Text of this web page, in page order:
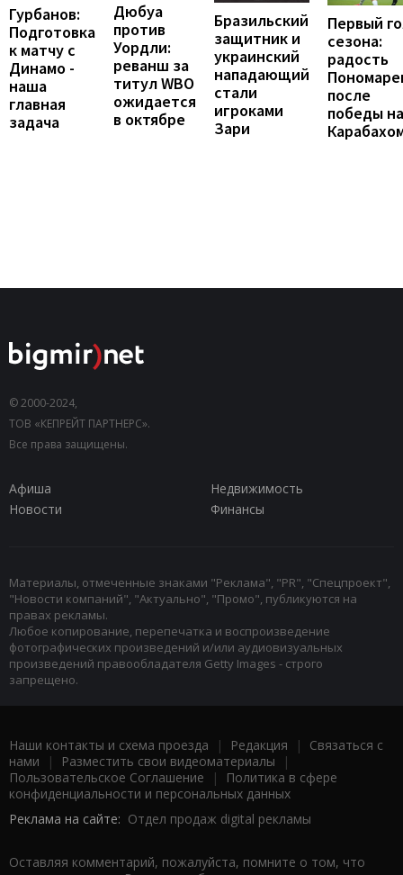
Гурбанов:
Подготовка
к матчу с
Динамо -
наша
главная
задача
Дюбуа
против
Уордли:
реванш за
титул WBO
ожидается
в октябре
Бразильский
защитник и
украинский
нападающий
стали
игроками
Зари
Первый
сезона:
радость
после
победы
© 2000-2024,
ТОВ «КЕПРЕЙТ ПАРТНЕРС».
Все права защищены.
Афиша
Недвижимость
Новости
Финансы
Материалы, отмеченные знаками "Реклама", "PR", "Спецпроект",
"Новости компаний", "Актуально", "Промо", публикуются на
правах рекламы.
Любое копирование, перепечатка и воспроизведение
фотографических произведений и/или аудиовизуальных
произведений правообладателя Getty Images - строго
запрещено.
Наши контакты и схема проезда | Редакция | Связаться с
нами | Разместить свои видеоматериалы |
Пользовательское Соглашение |
Политика в сфере
конфиденциальности и персональных данных
Реклама на сайте: Отдел продаж digital рекламы
Оставляя комментарий, пожалуйста, помните о том, что